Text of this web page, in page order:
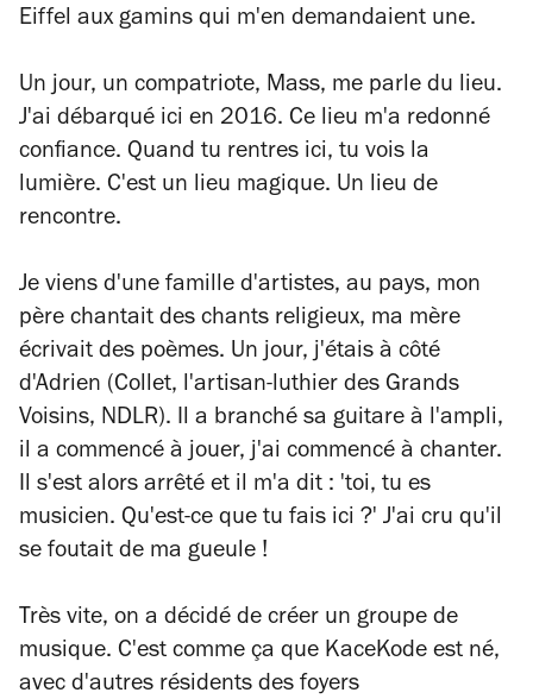
Eiffel aux gamins qui m'en demandaient une.
Un jour, un compatriote, Mass, me parle du lieu.
J'ai débarqué ici en 2016. Ce lieu m'a redonné
confiance. Quand tu rentres ici, tu vois la
lumière. C'est un lieu magique. Un lieu de
rencontre.
Je viens d'une famille d'artistes, au pays, mon
père chantait des chants religieux, ma mère
écrivait des poèmes. Un jour, j'étais à côté
d'Adrien (Collet, l'artisan-luthier des Grands
Voisins, NDLR). Il a branché sa guitare à l'ampli,
il a commencé à jouer, j'ai commencé à chanter.
Il s'est alors arrêté et il m'a dit : 'toi, tu es
musicien. Qu'est-ce que tu fais ici ?' J'ai cru qu'il
se foutait de ma gueule !
Très vite, on a décidé de créer un groupe de
musique. C'est comme ça que KaceKode est né,
avec d'autres résidents des foyers